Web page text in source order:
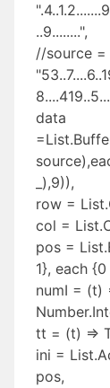
..9........",
//source =
data
_),9)),
row =
col =
pos =
1}, each
numI = (t)
tt = (t) =>
ini =
pos,